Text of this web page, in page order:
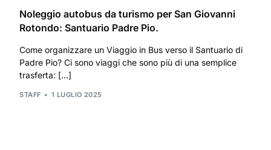
Noleggio autobus da turismo per San Giovanni
Rotondo: Santuario Padre Pio.
Come organizzare un Viaggio in Bus verso il Santuario di
Padre Pio? Ci sono viaggi che sono più di una semplice
trasferta: […]
STAFF 1 LUGLIO 2025